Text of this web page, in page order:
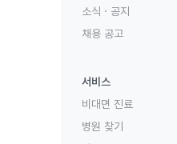
소식 · 공지
채용 공고
서비스
비대면 진료
병원 찾기